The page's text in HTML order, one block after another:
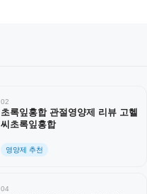
02
초록잎홍합 관절영양제 리뷰 고헬
씨초록잎홍합
영양제 추천
04